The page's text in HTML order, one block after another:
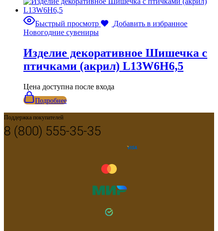
Быстрый просмотр
Добавить в избранное
Новогодние сувениры
Изделие декоративное Шишечка с
птичками (акрил) L13W6H6,5
Цена доступна после входа
Подробнее
Поддержка покупателей
8 (800) 555-35-35